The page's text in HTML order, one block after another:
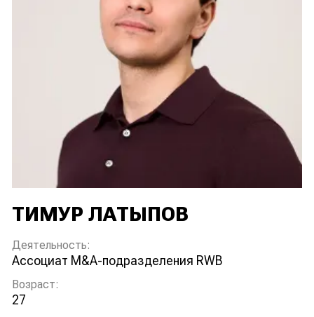
ТИМУР ЛАТЫПОВ
Деятельность:
ассоциат M&A-подразделения RWB
Возраст:
27